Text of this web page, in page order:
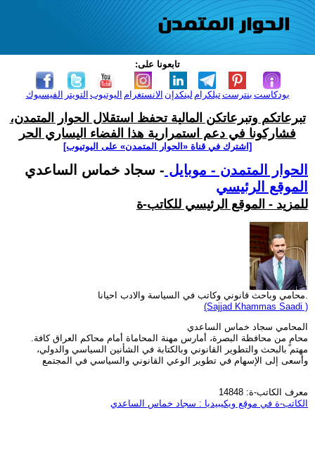
تابعونا على:
الفيسبوك التويتر اليوتيوب الانستغرام لينكدإن تيلكرامبنترست بودكاست
تبرعاتكم وتبرعاتكن المالية تحفظ استقلال الحوار المتمدن،
فشاركونا في دعم استمرارية هذا الفضاء اليساري الحر
[اشترك في قناة ‫«الحوار المتمدن» على اليوتيوب]
الحوار المتمدن - موبايل - سجاد خماس الساعدي
الموقع الرئيسي
للمزيد - الموقع الرئيسي للكاتب-ة
(Sajjad Khammas Saadi )
المحامي سجاد خماس الساعدي
محامٍ من محافظة البصرة، أمارس مهنة المحاماة أمام محاكم العراق كافة.
مهتم بالبحث والتطوير القانوني وبالكتابة في الشأنين السياسي والدولي،
وأسعى إلى الإسهام في تطوير الوعي القانوني والسياسي في المجتمع
معرف الكاتب-ة: 14848
الكاتب-ة في موقع ويكيبيديا : سجاد خماس الساعدي